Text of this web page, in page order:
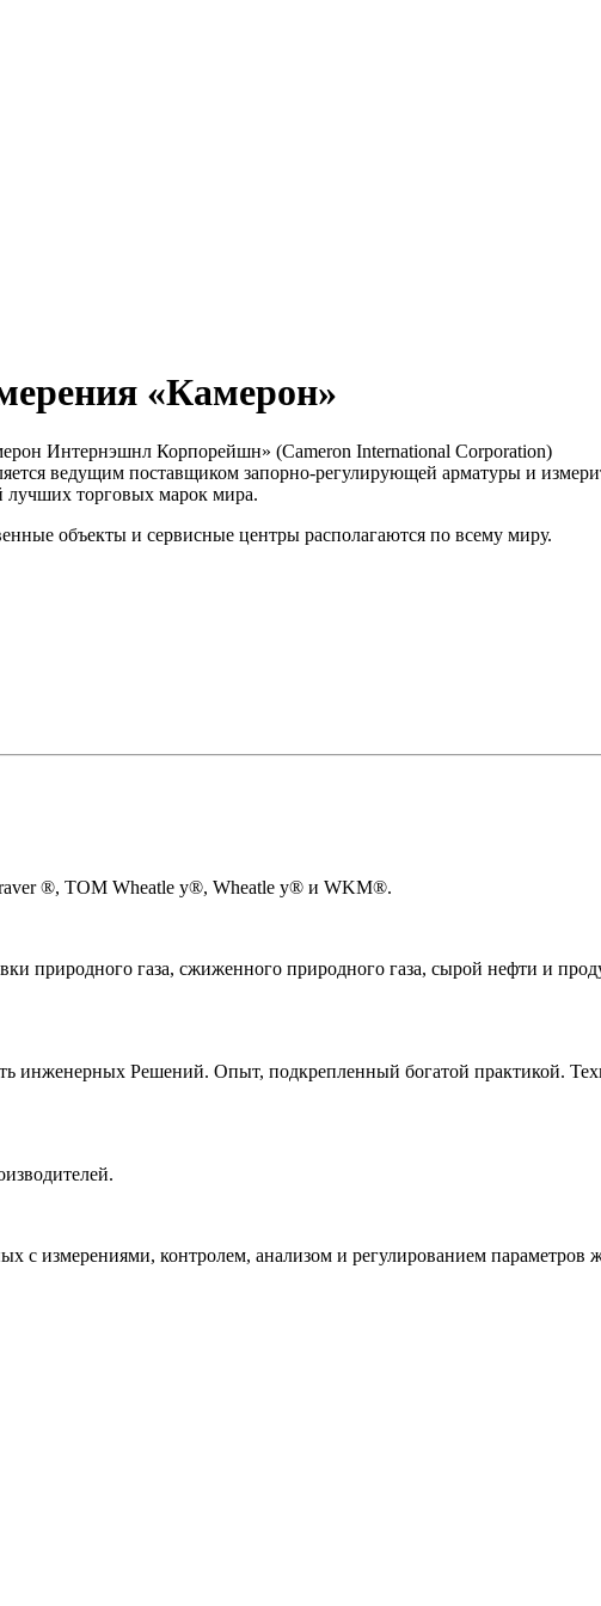
«Камерон»
Интернэшнл Корпорейшн» (Cameron International Corporation)
ведущим поставщиком запорно-регулирующей арматуры и
лучших торговых марок мира.
объекты и сервисные центры располагаются по всему миру.
®, TOM Wheatle y®, Wheatle y® и WKM®.
природного газа, сжиженного природного газа, сырой нефти и
Решений. Опыт, подкрепленный богатой практикой.
с измерениями, контролем, анализом и регулированием параметров